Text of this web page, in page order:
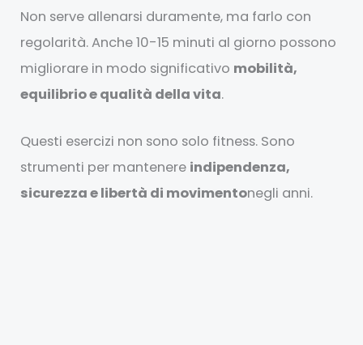
Non serve allenarsi duramente, ma farlo con
regolarità. Anche 10-15 minuti al giorno possono
migliorare in modo significativo mobilità,
equilibrio e qualità della vita.
Questi esercizi non sono solo fitness. Sono
strumenti per mantenere indipendenza,
sicurezza e libertà di movimentonegli anni.